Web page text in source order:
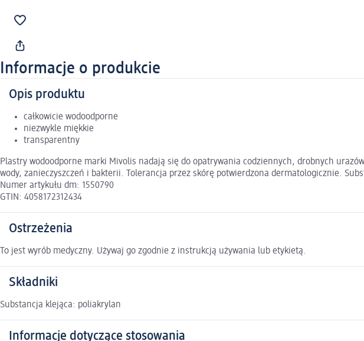
Informacje o produkcie
Opis produktu
całkowicie wodoodporne
niezwykle miękkie
transparentny
Plastry wodoodporne marki Mivolis nadają się do opatrywania codziennych, drobnych
wody, zanieczyszczeń i bakterii. Tolerancja przez skórę potwierdzona dermatologicznie.
Numer artykułu dm: 1550790
GTIN: 4058172312434
Ostrzeżenia
To jest wyrób medyczny. Używaj go zgodnie z instrukcją używania lub etykietą.
Składniki
Substancja klejąca: poliakrylan
Informacje dotyczące stosowania